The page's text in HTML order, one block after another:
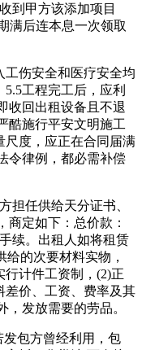
到甲方该添加项目
满后连本息一次领取
伤安全和医疗安全均
工程完工后，应利
收回出租设备且不退
酷施行平安文明施工
尺度，应正在合同届满
令律例，都必需补偿
任供给天分证书、
商定如下：总价款：
续。出租人如将租赁
的次要材料实物，
计件工资制，(2)正
差价、工资、费率及其
发放需要的劳品。
包方曾经利用，包